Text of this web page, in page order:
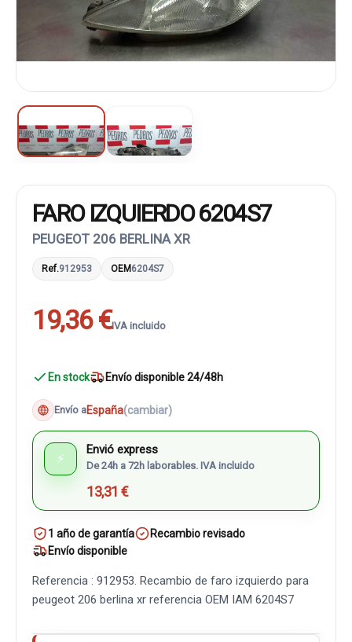
FARO IZQUIERDO 6204S7
PEUGEOT 206 BERLINA XR
Ref.912953 OEM6204S7
19,36 €IVA incluido
En stock Envío disponible 24/48h
Envío aEspaña(cambiar)
⚡
Envió express
De 24h a 72h laborables. IVA incluido
13,31 €
1 año de garantía
Recambio revisado
Envío disponible
Referencia : 912953. Recambio de faro izquierdo para
peugeot 206 berlina xr referencia OEM IAM 6204S7